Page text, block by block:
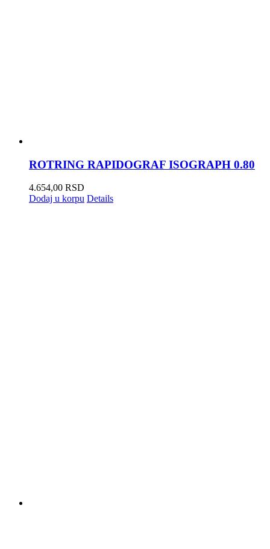
ROTRING RAPIDOGRAF ISOGRAPH 0.80
4.654,00 RSD
Dodaj u korpu Details